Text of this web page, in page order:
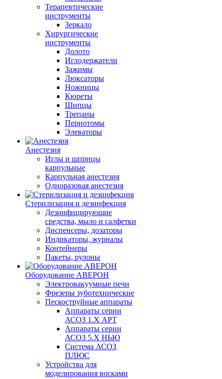
Терапевтические
инструменты
Зеркало
Хирургические
инструменты
Долото
Иглодержатели
Зажимы
Люксаторы
Ножницы
Кюреты
Шипцы
Трепаны
Периотомы
Элеваторы
Анестезия
Иглы и шприцы
карпульные
Карпульная анестезия
Одноразовая анестезия
Стерилизация и дезинфекция
Дезинфицирующие
средства, мыло и салфетки
Диспенсеры, дозаторы
Индикаторы, журналы
Контейнеры
Пакеты, рулоны
Оборудование АВЕРОН
Электровакуумные печи
Фрезеры зуботехнические
Пескоструйные аппараты
Аппараты серии
АСОЗ 1.Х АРТ
Аппараты серии
АСОЗ 5.Х НЬЮ
Система АСОЗ
ПЛЮС
Устройства для
моделирования восками